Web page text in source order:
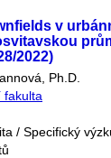
v
2022)
Ph.D.
fakulta
/ Specifický